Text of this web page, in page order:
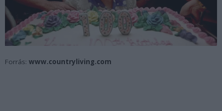
Forrás: www.countryliving.com